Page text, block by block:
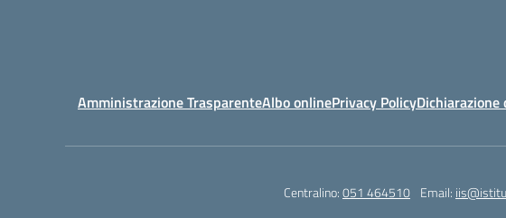
Amministrazione TrasparenteAlbo onlinePrivacy Policy
Centralino:051 464510 Email: